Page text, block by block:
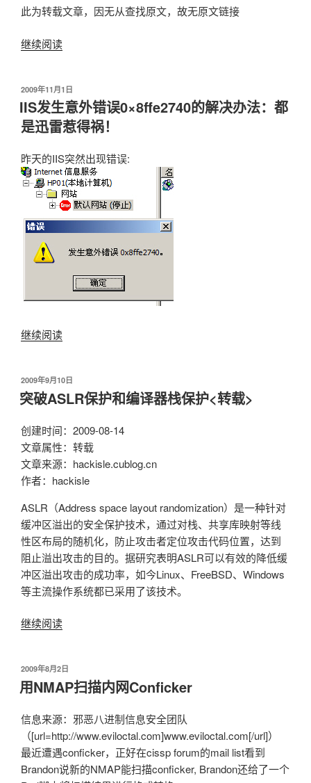
文
此为转载文章，因无从查找原文，故无原文链接
继续阅读
析
Windows
蓝
原
因
利
器”
发
布
于
2009年11月1日
IIS发生意外错误0×8ffe2740的解决办法：都
是迅雷惹得祸！
昨天的IIS突然出现错误:
继续阅读
意
外
误
0×8ffe2740
的
解
决
办
法：
都
是
迅
雷
发
布
于
2009年9月10日
突破ASLR保护和编译器栈保护<转载>
创建时间：2009-08-14
文章属性：转载
文章来源：hackisle.cublog.cn
作者：hackisle
ASLR（Address space layout randomization）是一种针对
缓冲区溢出的安全保护技术，通过对栈、共享库映射等线
性区布局的随机化，防止攻击者定位攻击代码位置，达到
阻止溢出攻击的目的。据研究表明ASLR可以有效的降低缓
冲区溢出攻击的成功率，如今Linux、FreeBSD、Windows
等主流操作系统都已采用了该技术。
继续阅读
保
护
编
译
器
栈
发
布
于
2009年8月2日
用NMAP扫描内网Conficker
信息来源：邪恶八进制信息安全团队
（[url=http://www.eviloctal.com]www.eviloctal.com[/url]）
最近遭遇conficker，正好在cissp forum的mail list看到
Brandon说新的NMAP能扫描conficker, Brandon还给了一个